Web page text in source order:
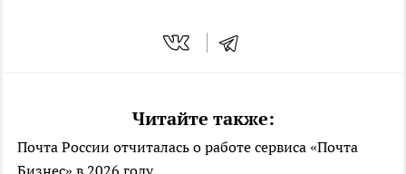
Читайте также:
Почта России отчиталась о работе сервиса «Почта
Бизнес» в 2026 году